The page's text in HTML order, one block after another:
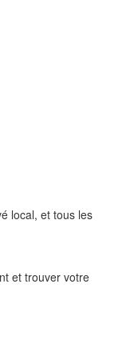
local, et tous les
et trouver votre